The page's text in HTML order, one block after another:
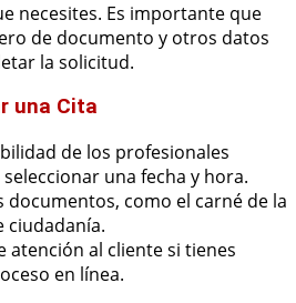
necesites. Es importante que
de documento y otros datos
la solicitud.
una Cita
de los profesionales
una fecha y hora.
documentos, como el carné de la
ciudadanía.
atención al cliente si tienes
en línea.